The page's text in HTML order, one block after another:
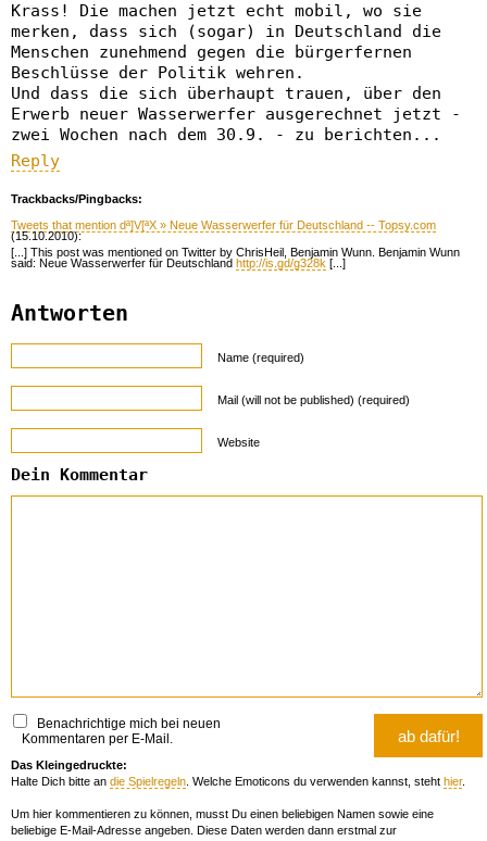
Krass! Die machen jetzt echt mobil, wo sie
merken, dass sich (sogar) in Deutschland die
Menschen zunehmend gegen die bürgerfernen
Beschlüsse der Politik wehren.
Und dass die sich überhaupt trauen, über den
Erwerb neuer Wasserwerfer ausgerechnet jetzt -
zwei Wochen nach dem 30.9. - zu berichten...
Reply
Trackbacks/Pingbacks:
Tweets that mention dª]V[ªX » Neue Wasserwerfer für Deutschland -- Topsy.com
(15.10.2010):
[...] This post was mentioned on Twitter by ChrisHeil, Benjamin Wunn. Benjamin Wunn
said: Neue Wasserwerfer für Deutschland http://is.gd/g328k [...]
Antworten
Name (required)
Mail (will not be published) (required)
Website
Dein Kommentar
Benachrichtige mich bei neuen
Kommentaren per E-Mail.
Das Kleingedruckte:
Halte Dich bitte an die Spielregeln . Welche Emoticons du verwenden kannst, steht hier.
Um hier kommentieren zu können, musst Du einen beliebigen Namen sowie eine
beliebige E-Mail-Adresse angeben. Diese Daten werden dann erstmal zur